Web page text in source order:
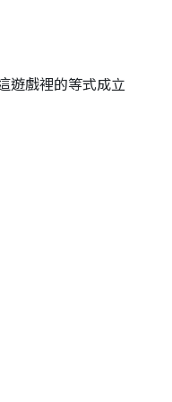
遊戲裡的等式成立